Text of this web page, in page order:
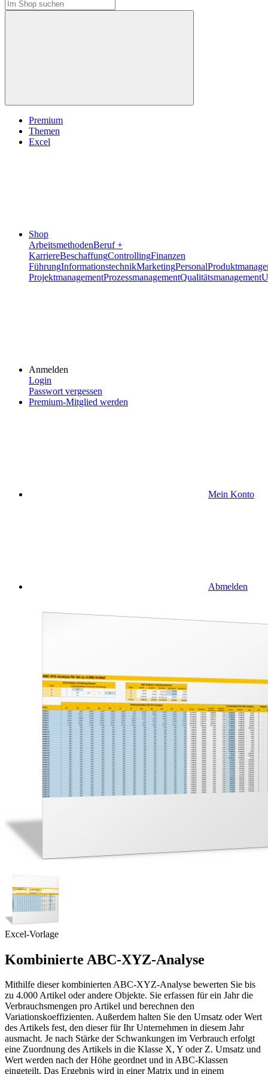
Premium
Themen
Excel
Shop
ArbeitsmethodenBeruf +
KarriereBeschaffungControllingFinanzen
FührungInformationstechnikMarketingPersonal
ProjektmanagementProzessmanagementQualitätsmanagement
Anmelden
Login
Passwort vergessen
Premium-Mitglied werden
Mein Konto
Abmelden
Excel-Vorlage
Kombinierte ABC-XYZ-Analyse
Mithilfe dieser kombinierten ABC-XYZ-Analyse bewerten Sie bis
zu 4.000 Artikel oder andere Objekte. Sie erfassen für ein Jahr die
Verbrauchsmengen pro Artikel und berechnen den
Variationskoeffizienten. Außerdem halten Sie den Umsatz oder Wert
des Artikels fest, den dieser für Ihr Unternehmen in diesem Jahr
ausmacht. Je nach Stärke der Schwankungen im Verbrauch erfolgt
eine Zuordnung des Artikels in die Klasse X, Y oder Z. Umsatz und
Wert werden nach der Höhe geordnet und in ABC-Klassen
eingeteilt. Das Ergebnis wird in einer Matrix und in einem